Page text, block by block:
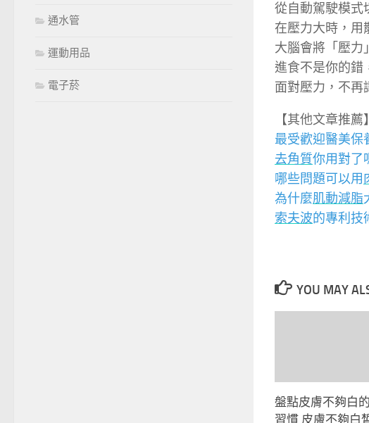
從自動駕駛模式
在壓力大時，用
大腦會將「壓力
進食不是你的錯
面對壓力，不再
【其他文章推薦】
最受歡迎醫美保
去角質你用對了
哪些問題可以用
為什麼肌動減脂
索夫波的專利技
YOU MAY
盤點皮膚不夠白
習慣 皮膚不夠白
通水管
運動用品
電子菸